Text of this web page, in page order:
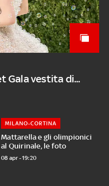
Gala vestita di...
Mattarella e gli olimpionici
al Quirinale, le foto
MILANO-CORTINA
08 apr - 19:20